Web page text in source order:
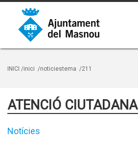
INICI /inici /noticiestema /211
ATENCIÓ CIUTADANA
Notícies